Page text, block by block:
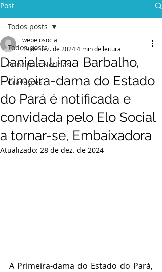
Post
Todos posts
Principais Notícias
Gravações
Todos posts
Daniela Lima Barbalho,
Primeira-dama do Estado
do Pará é notificada e
convidada pelo Elo Social
a tornar-se, Embaixadora
webelosocial
19 de dez. de 20244 min de leitura
Atualizado: 28 de dez. de 2024
A Primeira-dama do Estado do Pará,